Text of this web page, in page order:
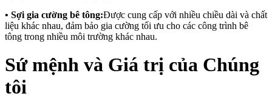
• Sợi gia cường bê tông:Được cung cấp với nhiều chiều dài và chất
liệu khác nhau, đảm bảo gia cường tối ưu cho các công trình bê
tông trong nhiều môi trường khác nhau.
Sứ mệnh và Giá trị của Chúng
tôi